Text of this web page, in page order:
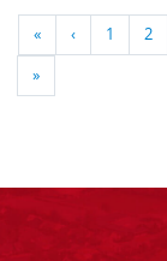
« ‹ 1 2
»